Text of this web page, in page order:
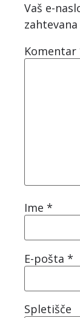
Vaš e-
Komentar
Ime *
E-pošta *
Spletišče